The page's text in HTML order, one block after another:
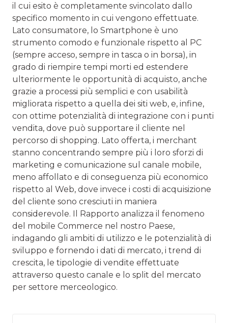
il cui esito è completamente svincolato dallo
specifico momento in cui vengono effettuate.
Lato consumatore, lo Smartphone è uno
strumento comodo e funzionale rispetto al PC
(sempre acceso, sempre in tasca o in borsa), in
grado di riempire tempi morti ed estendere
ulteriormente le opportunità di acquisto, anche
grazie a processi più semplici e con usabilità
migliorata rispetto a quella dei siti web, e, infine,
con ottime potenzialità di integrazione con i punti
vendita, dove può supportare il cliente nel
percorso di shopping. Lato offerta, i merchant
stanno concentrando sempre più i loro sforzi di
marketing e comunicazione sul canale mobile,
meno affollato e di conseguenza più economico
rispetto al Web, dove invece i costi di acquisizione
del cliente sono cresciuti in maniera
considerevole. Il Rapporto analizza il fenomeno
del mobile Commerce nel nostro Paese,
indagando gli ambiti di utilizzo e le potenzialità di
sviluppo e fornendo i dati di mercato, i trend di
crescita, le tipologie di vendite effettuate
attraverso questo canale e lo split del mercato
per settore merceologico.